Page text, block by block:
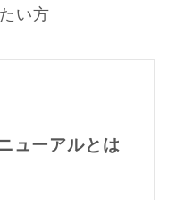
い方
ューアルとは